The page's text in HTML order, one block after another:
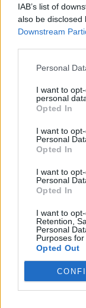
IAB’s list of
also be disclosed
Downstream
Personal
I want to
personal
Opted In
I want to
Personal
Opted In
I want to
Personal
Opted In
I want to
Retention,
Personal
Purposes for
Opted Out